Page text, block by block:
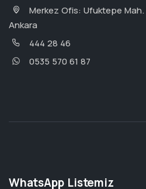
Merkez Ofis: Ufuktepe
Ankara
444 28 46
0535 570 61 87
WhatsApp Listemiz